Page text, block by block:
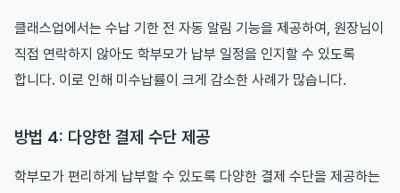
클래스업에서는 수납 기한 전 자동 알림 기능을 제공하여, 원장님이
직접 연락하지 않아도 학부모가 납부 일정을 인지할 수 있도록
합니다. 이로 인해 미수납률이 크게 감소한 사례가 많습니다.
방법 4: 다양한 결제 수단 제공
학부모가 편리하게 납부할 수 있도록 다양한 결제 수단을 제공하는